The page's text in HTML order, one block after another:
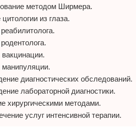
методом Ширмера.
цитологии из глаза.
вакцинации.
манипуляции.
диагностических обследований.
лабораторной диагностики.
хирургическими методами.
услуг интенсивной терапии.